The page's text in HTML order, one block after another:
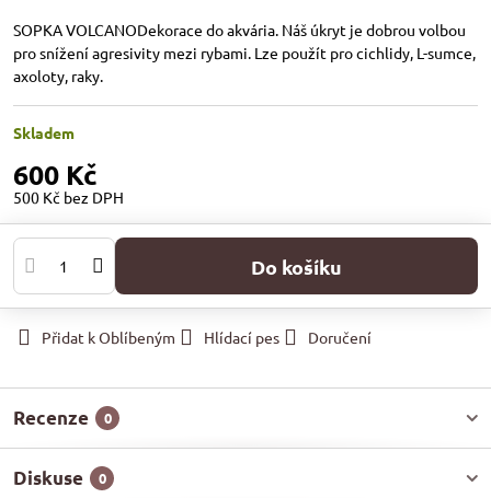
SOPKA VOLCANODekorace do akvária. Náš úkryt je dobrou volbou
pro snížení agresivity mezi rybami. Lze použít pro cichlidy, L-sumce,
axoloty, raky.
Skladem
600 Kč
500 Kč bez DPH
Do košíku
Přidat k Oblíbeným Hlídací pes Doručení
Recenze 0
Diskuse 0